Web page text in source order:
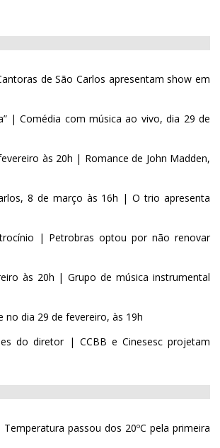
de São Carlos apresentam show em
| Comédia com música ao vivo, dia 29 de
às 20h | Romance de John Madden,
8 de março às 16h | O trio apresenta
| Petrobras optou por não renovar
às 20h | Grupo de música instrumental
no dia 29 de fevereiro, às 19h
do diretor | CCBB e Cinesesc projetam
passou dos 20ºC pela primeira